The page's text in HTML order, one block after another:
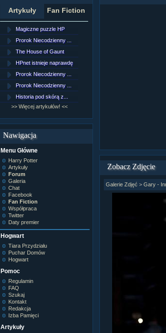
Artykuły Fan Fiction
Magiczne puzzle HP
Prorok Niecodzienny ...
The House of Gaunt
HPnet istnieje naprawdę
Prorok Niecodzienny ...
Prorok Niecodzienny ...
Historia pod skórą z...
>> Więcej artykułów! <<
Nawigacja
Menu Główne
Harry Potter
Artykuły
Forum
Galeria
Chat
Facebook
Fan Fiction
Współpraca
Twitter
Daty premier
Hogwart
Tiara Przydziału
Puchar Domów
Hogwart
Pomoc
Regulamin
FAQ
Szukaj
Kontakt
Redakcja
Izba Pamięci
Artykuły
Zobacz Zdjęcie
Galerie Zdjęć > Gary -